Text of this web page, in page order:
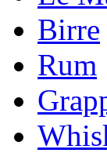
Birre
Rum